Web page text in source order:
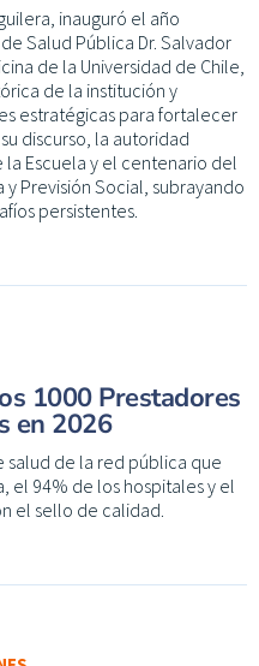
inauguró el año
Salud Pública Dr. Salvador
de la Universidad de Chile,
de la institución y
estratégicas para fortalecer
discurso, la autoridad
Escuela y el centenario del
y Previsión Social, subrayando
persistentes.
1000 Prestadores
en 2026
salud de la red pública que
el 94% de los hospitales y el
el sello de calidad.